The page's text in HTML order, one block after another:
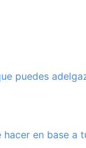
puedes
en base a